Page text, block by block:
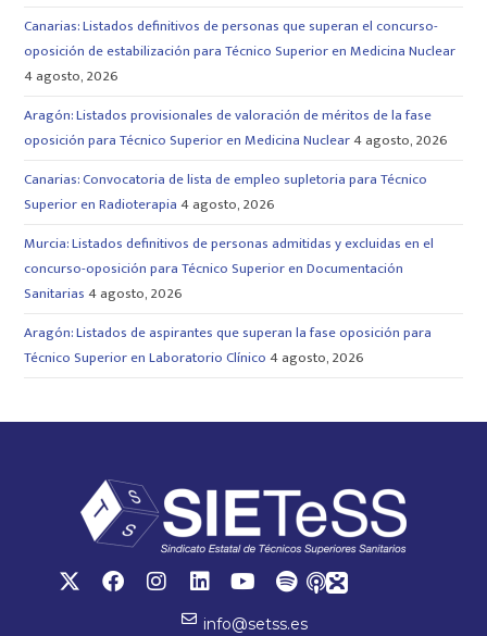
Canarias: Listados definitivos de personas que superan el concurso-
oposición de estabilización para Técnico Superior en Medicina Nuclear
4 agosto, 2026
Aragón: Listados provisionales de valoración de méritos de la fase
oposición para Técnico Superior en Medicina Nuclear4 agosto, 2026
Canarias: Convocatoria de lista de empleo supletoria para Técnico
Superior en Radioterapia 4 agosto, 2026
Murcia: Listados definitivos de personas admitidas y excluidas en el
concurso-oposición para Técnico Superior en Documentación
Sanitarias 4 agosto, 2026
Aragón: Listados de aspirantes que superan la fase oposición para
Técnico Superior en Laboratorio Clínico 4 agosto, 2026
info@setss.es